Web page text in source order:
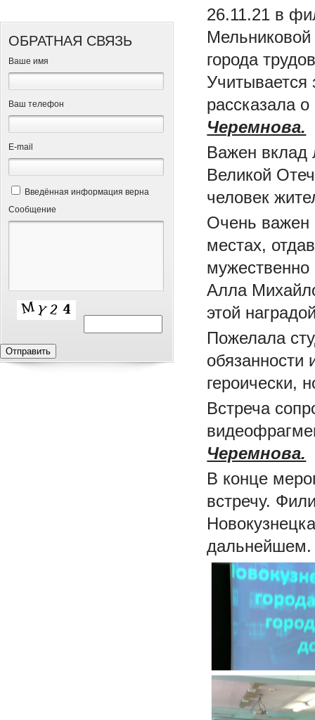
ОБРАТНАЯ СВЯЗЬ
Ваше имя
Ваш телефон
Е-mail
Введённая информация верна
Сообщение
26.11.21 в
города
Учитывается
рассказала
Черемнова.
Важен вклад
Великой
человек
Очень важен
местах,
мужественно
Алла
этой
Пожелала
обязанности
героически,
Встреча
Черемнова.
В конце
встречу.
дальнейшем.